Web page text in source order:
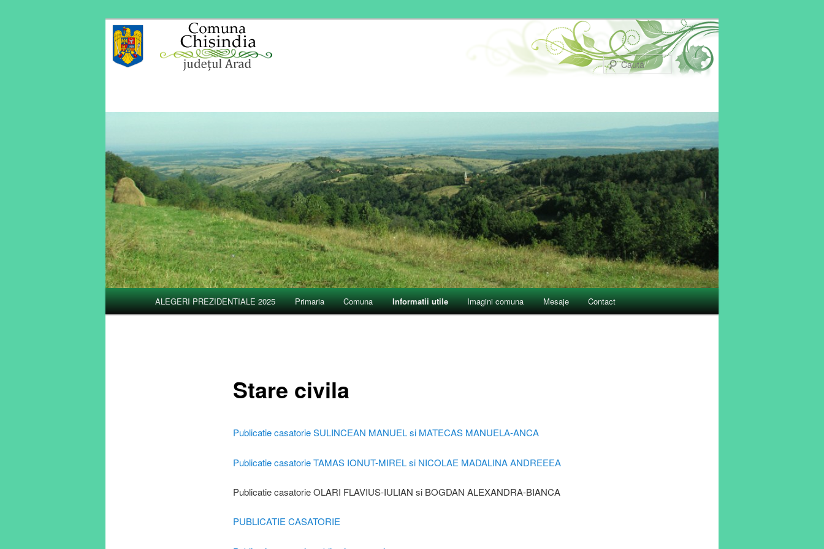
Caută
Meniu
principal
Sari
ALEGERI PREZIDENTIALE 2025 Primaria Comuna Informatii utile Imagini comuna Mesaje Contact
Stare civila
Publicatie casatorie SULINCEAN MANUEL si MATECAS MANUELA-ANCA
Publicatie casatorieTAMAS IONUT-MIREL si NICOLAE MADALINA ANDREEEA
Publicatie casatorie OLARI FLAVIUS-IULIAN si BOGDAN ALEXANDRA-BIANCA
PUBLICATIE CASATORIE